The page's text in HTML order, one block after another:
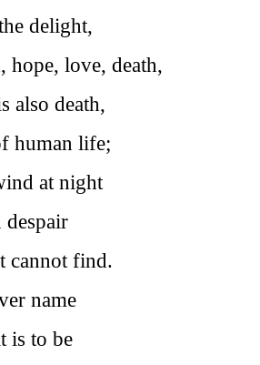
delight,
hope, love, death,
also death,
human life;
at night
despair
cannot find.
name
is to be